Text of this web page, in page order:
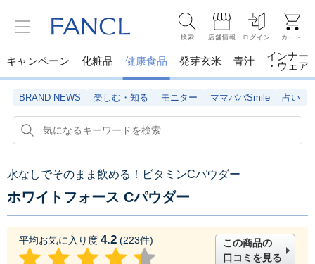
検索 店舗情報 ログイン カート
キャンペーン 化粧品 健康食品 発芽玄米 青汁
インナー
・ウェア
BRAND NEWS 楽しむ・知る モニター ママパパSmile 占い
水なしでそのまま飲める！ビタミンCパウダー
ホワイトフォース Cパウダー
平均お気に入り度 4.2 (223件)
この商品の
口コミを見る